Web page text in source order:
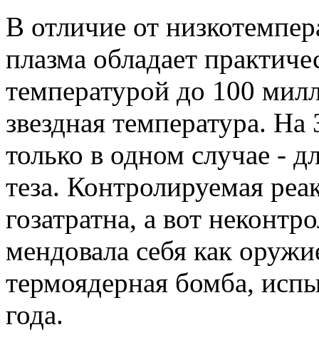
В отличие от
плазма обладает
температурой до 100
звездная температура. На
только в одном случае -
теза. Кон­тро­ли­ру­е­мая
го­за­тратна, а вот
мен­до­вала себя как
тер­мо­ядер­ная бомба,
года.